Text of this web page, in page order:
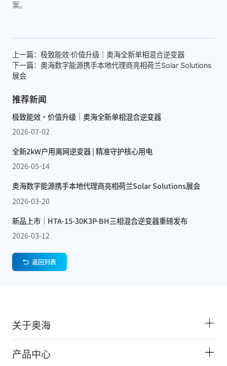
案。
上一篇：极致能效·价值升级｜奥海全新单相混合逆变器
下一篇：奥海数字能源携手本地代理商亮相荷兰Solar Solutions
展会
推荐新闻
极致能效·价值升级｜奥海全新单相混合逆变器
2026-07-02
全新2kW户用离网逆变器 | 精准守护核心用电
2026-05-14
奥海数字能源携手本地代理商亮相荷兰Solar Solutions展会
2026-03-20
新品上市｜HTA-15-30K3P-BH三相混合逆变器重磅发布
2026-03-12
返回列表
关于奥海
产品中心